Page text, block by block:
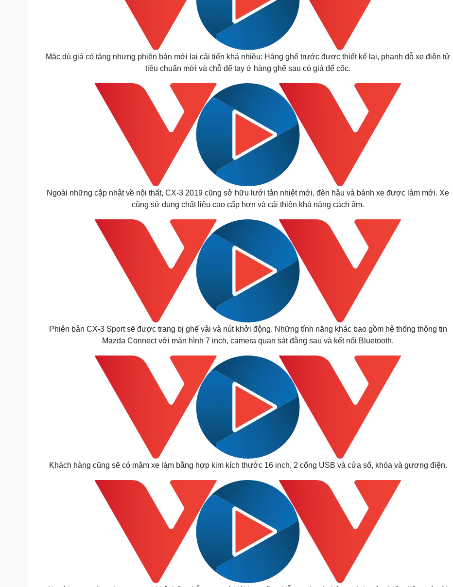
Mặc dù giá có tăng nhưng phiên bản mới lại cải tiến khá nhiều: Hàng ghế trước được thiết kế lại, phanh đỗ xe điện tử
tiêu chuẩn mới và chỗ để tay ở hàng ghế sau có giá để cốc.
Ngoài những cập nhật về nội thất, CX-3 2019 cũng sở hữu lưới tản nhiệt mới, đèn hậu và bánh xe được làm mới. Xe
cũng sử dụng chất liệu cao cấp hơn và cải thiện khả năng cách âm.
Phiên bản CX-3 Sport sẽ được trang bị ghế vải và nút khởi động. Những tính năng khác bao gồm hệ thống thông tin
Mazda Connect với màn hình 7 inch, camera quan sát đằng sau và kết nối Bluetooth.
Khách hàng cũng sẽ có mâm xe làm bằng hợp kim kích thước 16 inch, 2 cổng USB và cửa sổ, khóa và gương điện.